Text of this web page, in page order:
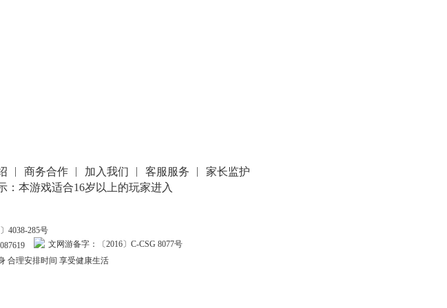
商务合作 加入我们 客服服务
家长监护
：本游戏适合16岁以上的玩家进入
4038-285号
文网游备字：〔2016〕C-CSG 8077号
合理安排时间 享受健康生活